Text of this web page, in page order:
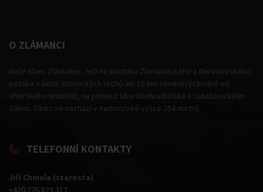
O ZLÁMANCI
Naše obec Zlámanec, leží na soutoku Zlámaneckého a Neradovského
potoka v údolí Vizovických vrchů asi 15 km severovýchodně od
Uherského Hradiště, na pomezí Uherskohradišťska a Luhačovického
Zálesí. Obec se nachází v nadmořské výšce 254 metrů.
TELEFONNÍ KONTAKTY
Jiří Chmela (starosta)
+420 776 823 317